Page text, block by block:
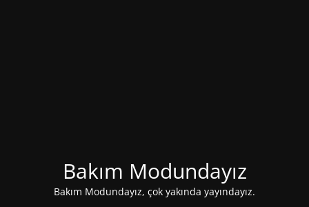
Bakım Modundayız
Bakım Modundayız, çok yakında yayındayız.